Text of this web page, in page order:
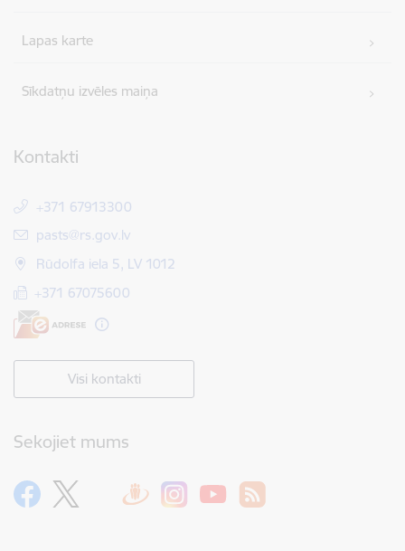
Lapas karte
Sīkdatņu izvēles maiņa
Kontakti
+371 67913300
E-pasts:
pasts@rs.gov.lv
Rūdolfa iela 5, LV 1012
+371 67075600
Visi kontakti
Sekojiet mums